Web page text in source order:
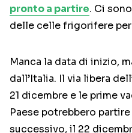
pronto a partire. Ci
delle celle frigorifere
Manca la data di inizio,
dall’Italia. Il via libera
21 dicembre e le prime
Paese potrebbero
successivo, il 22